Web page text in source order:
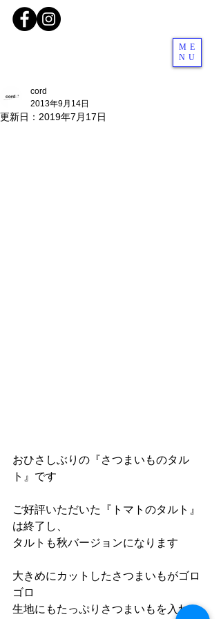
ME
NU
cord
2013年9月14日
更新日： 2019年7月17日
おひさしぶりの『さつまいものタル
ト』です
ご好評いただいた『トマトのタルト』
は終了し、
タルトも秋バージョンになります
大きめにカットしたさつまいもがゴロ
ゴロ
生地にもたっぷりさつまいもを入れし